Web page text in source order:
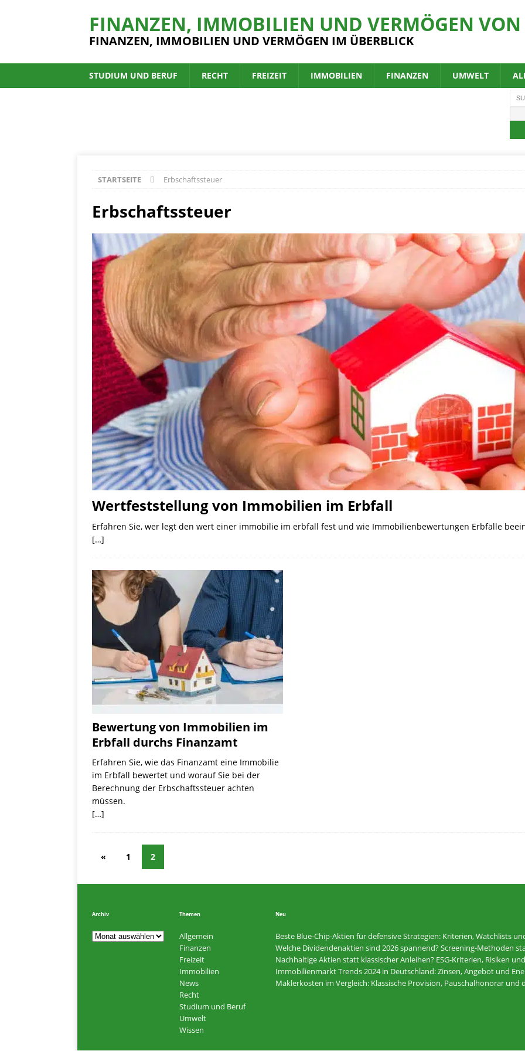
FINANZEN, IMMOBILIEN UND VERMÖGEN VON
FINANZEN, IMMOBILIEN UND VERMÖGEN IM ÜBERBLICK
STUDIUM UND BERUF RECHT FREIZEIT IMMOBILIEN FINANZEN UMWELT
STARTSEITE Erbschaftssteuer
Erbschaftssteuer
Wertfeststellung von Immobilien im Erbfall
Erfahren Sie, wer legt den wert einer immobilie im erbfall fest und wie Immobilienbewertungen Erbfälle
[…]
Bewertung von Immobilien im
Erbfall durchs Finanzamt
Erfahren Sie, wie das Finanzamt eine Immobilie
im Erbfall bewertet und worauf Sie bei der
Berechnung der Erbschaftssteuer achten
müssen.
[…]
« 1 2
Archiv Themen
Allgemein
Finanzen
Freizeit
Immobilien
News
Recht
Studium und Beruf
Umwelt
Wissen
Neu
Beste Blue-Chip-Aktien für defensive Strategien: Kriterien, Watchlists
Welche Dividendenaktien sind 2026 spannend? Screening-Methoden
Nachhaltige Aktien statt klassischer Anleihen? ESG-Kriterien, Risiken
Immobilienmarkt Trends 2024 in Deutschland: Zinsen, Angebot und
Maklerkosten im Vergleich: Klassische Provision, Pauschalhonorar